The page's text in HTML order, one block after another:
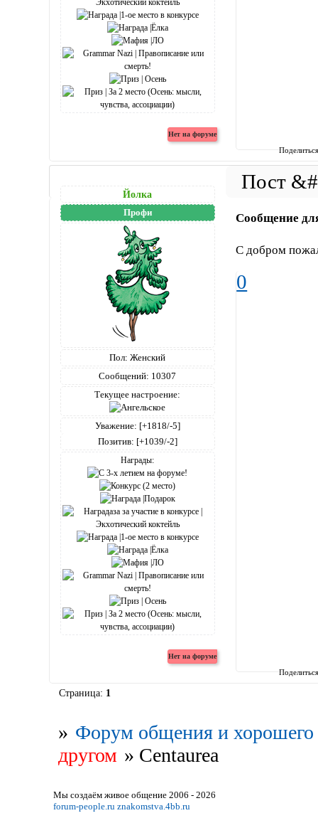
Йолка
Профи
Пол: Женский
Сообщений: 10307
Текущее настроение:
Уважение: [+1818/-5]
Позитив: [+1039/-2]
Награды:
Сообщение
С добром
0
Страница: 1
» Форум общения и хорошего
другом » Centaurea
Мы создаём живое общение 2006 - 2026
forum-people.ru znakomstva.4bb.ru